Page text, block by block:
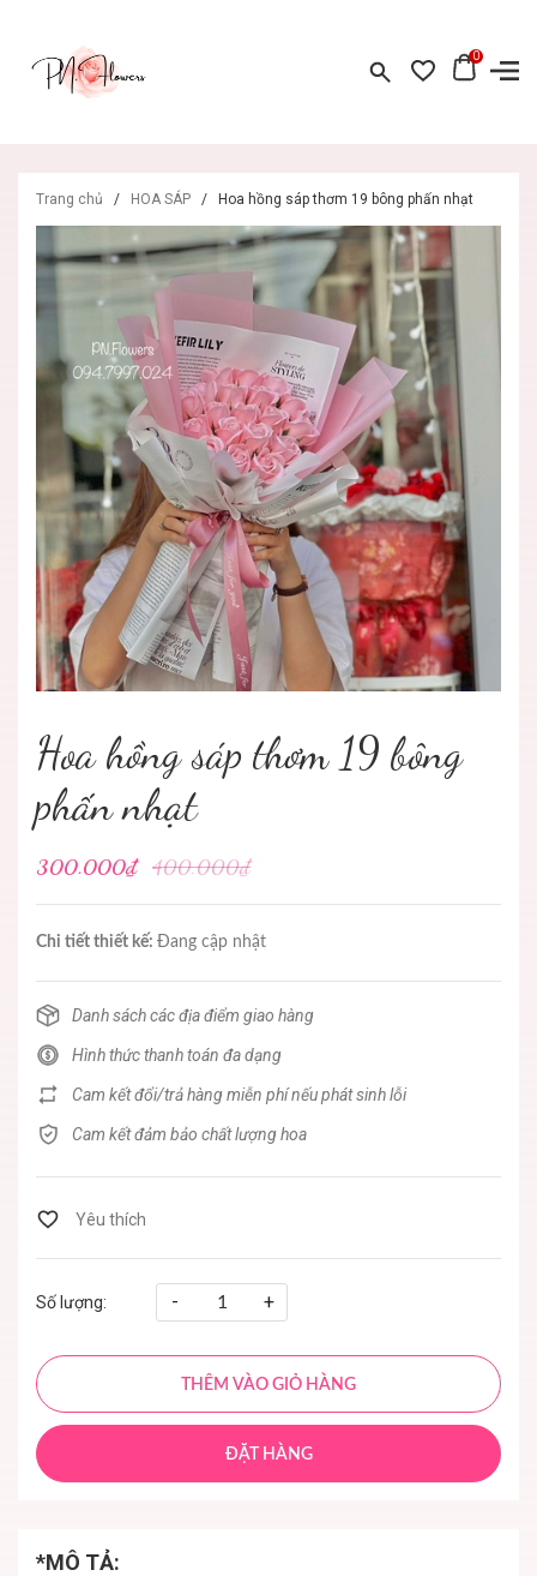
0
Trang chủ / HOA SÁP / Hoa hồng sáp thơm 19 bông phấn nhạt
Hoa hồng sáp thơm 19 bông
phấn nhạt
300.000₫ 400.000₫
Chi tiết thiết kế: Đang cập nhật
Danh sách các địa điểm giao hàng
Hình thức thanh toán đa dạng
Cam kết đổi/trả hàng miễn phí nếu phát sinh lỗi
Cam kết đảm bảo chất lượng hoa
Số lượng: - +
THÊM VÀO GIỎ HÀNG
ĐẶT HÀNG
*MÔ TẢ: